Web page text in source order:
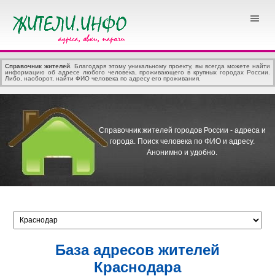
Справочник жителей . Благодаря этому уникальному проекту, вы всегда можете найти
информацию об адресе любого человека, проживающего в крупных городах России.
Либо, наоборот, найти ФИО человека по адресу его проживания.
Справочник жителей городов России - адреса и
города. Поиск человека по ФИО и адресу.
Анонимно и удобно.
База адресов жителей
Краснодара